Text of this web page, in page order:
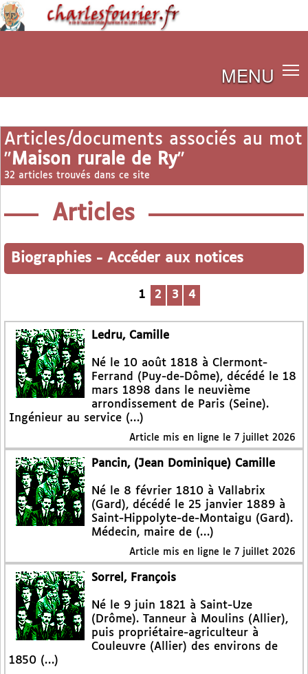
MENU
Articles/documents associés au mot
"Maison rurale de Ry"
32 articles trouvés dans ce site
Articles
Biographies - Accéder aux notices
1 2 3 4
Ledru, Camille
Né le 10 août 1818 à Clermont-
Ferrand (Puy-de-Dôme), décédé le 18
mars 1898 dans le neuvième
arrondissement de Paris (Seine).
Ingénieur au service (…)
Article mis en ligne le 7 juillet 2026
Pancin, (Jean Dominique) Camille
Né le 8 février 1810 à Vallabrix
(Gard), décédé le 25 janvier 1889 à
Saint-Hippolyte-de-Montaigu (Gard).
Médecin, maire de (…)
Article mis en ligne le 7 juillet 2026
Sorrel, François
Né le 9 juin 1821 à Saint-Uze
(Drôme). Tanneur à Moulins (Allier),
puis propriétaire-agriculteur à
Couleuvre (Allier) des environs de
1850 (…)